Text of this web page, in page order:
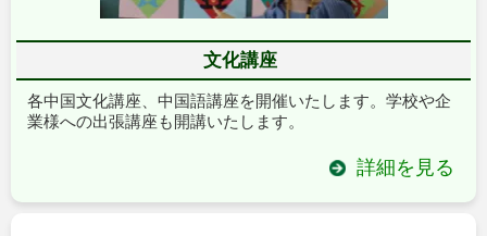
文化講座
各中国文化講座、中国語講座を開催いたします。学校や企
業様への出張講座も開講いたします。
詳細を見る